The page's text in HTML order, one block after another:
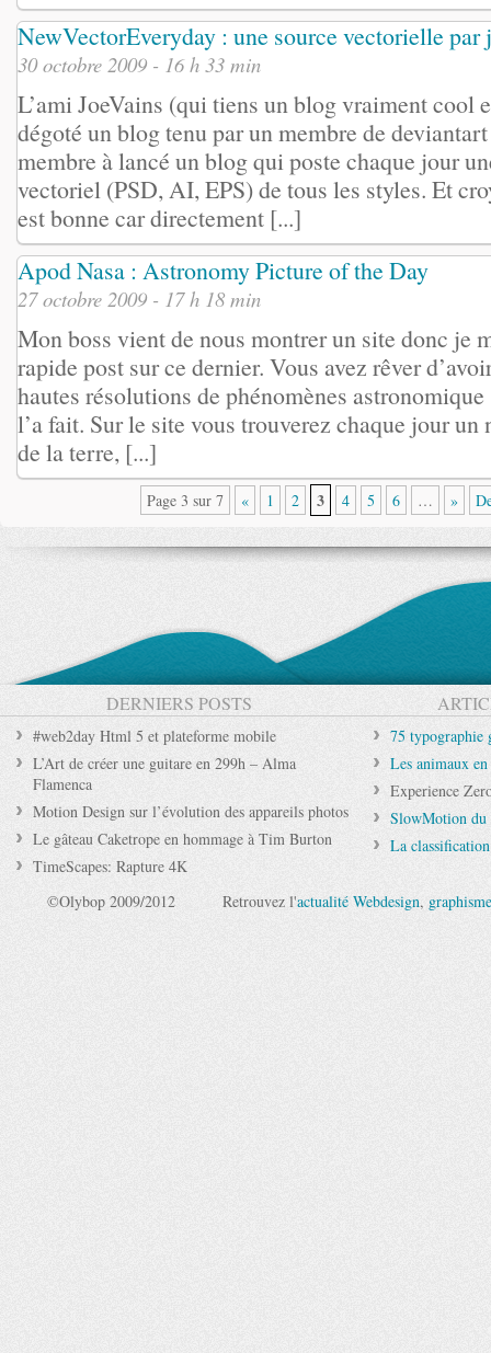
NewVectorEveryday : une source vectorielle par
30 octobre 2009 - 16 h 33 min
L’ami JoeVains (qui tiens un blog vraiment cool
dégoté un blog tenu par un membre de
membre à lancé un blog qui poste chaque jour
vectoriel (PSD, AI, EPS) de tous les styles. Et
est bonne car directement [...]
Apod Nasa : Astronomy Picture of the Day
27 octobre 2009 - 17 h 18 min
Mon boss vient de nous montrer un site donc je
rapide post sur ce dernier. Vous avez rêver
hautes résolutions de phénomènes
l’a fait. Sur le site vous trouverez chaque jour
de la terre, [...]
Page 3 sur 7 « 1 2 3 4 5 6 … »
DERNIERS POSTS
#web2day Html 5 et plateforme mobile
L’Art de créer une guitare en 299h – Alma
Flamenca
Motion Design sur l’évolution des appareils photos
Le gâteau Caketrope en hommage à Tim Burton
TimeScapes: Rapture 4K
75 typographie
Les animaux
Experience
SlowMotion
La
©Olybop 2009/2012 Retrouvez l'actualité Webdesign, graphisme